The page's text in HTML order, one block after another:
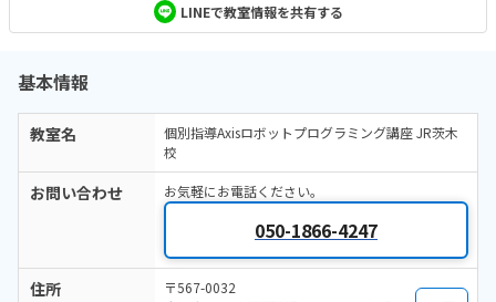
LINEで教室情報を共有する
基本情報
教室名
個別指導Axisロボットプログラミング講座 JR茨木
校
お問い合わせ お気軽にお電話ください。
050-1866-4247
住所
〒567-0032